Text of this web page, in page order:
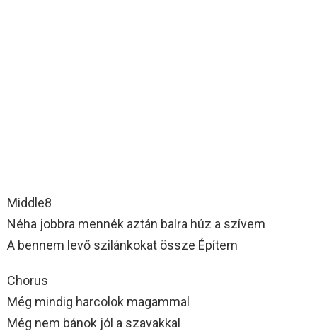
Middle8
Néha jobbra mennék aztán balra húz a szívem
A bennem levő szilánkokat össze Építem
Chorus
Még mindig harcolok magammal
Még nem bánok jól a szavakkal